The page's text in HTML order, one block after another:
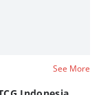
See More